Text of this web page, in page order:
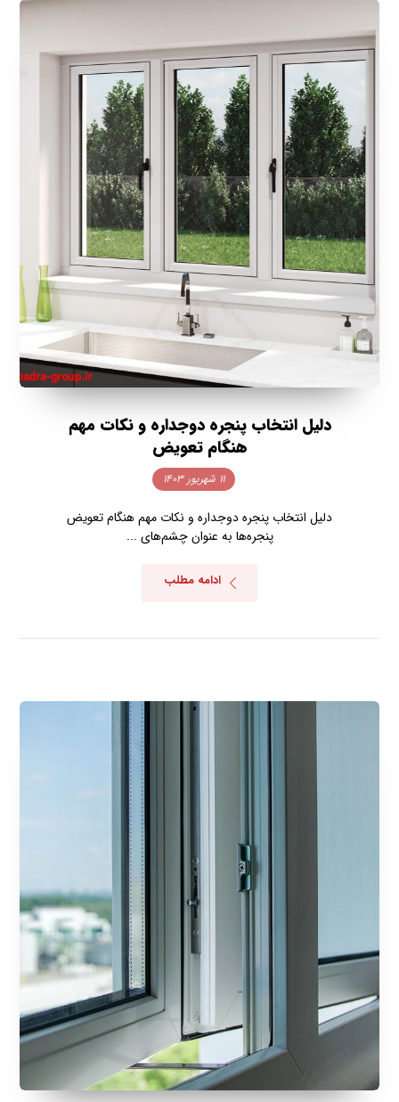
دلیل انتخاب پنجره دوجداره و نکات مهم
هنگام تعویض
۱۱ شهریور ۱۴۰۳
دلیل انتخاب پنجره دوجداره و نکات مهم هنگام تعویض
پنجره‌ها به عنوان چشم‌های ...
ادامه مطلب